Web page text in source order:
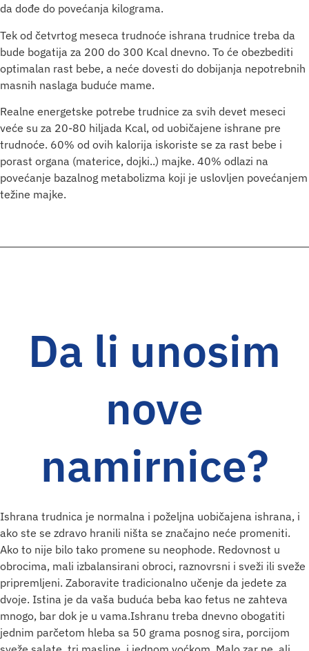
da dođe do povećanja kilograma.
Tek od četvrtog meseca trudnoće ishrana trudnice treba da
bude bogatija za 200 do 300 Kcal dnevno. To će obezbediti
optimalan rast bebe, a neće dovesti do dobijanja nepotrebnih
masnih naslaga buduće mame.
Realne energetske potrebe trudnice za svih devet meseci
veće su za 20-80 hiljada Kcal, od uobičajene ishrane pre
trudnoće. 60% od ovih kalorija iskoriste se za rast bebe i
porast organa (materice, dojki..) majke. 40% odlazi na
povećanje bazalnog metabolizma koji je uslovljen povećanjem
težine majke.
Da li unosim
nove
namirnice?
Ishrana trudnica je normalna i poželjna uobičajena ishrana, i
ako ste se zdravo hranili ništa se značajno neće promeniti.
Ako to nije bilo tako promene su neophode. Redovnost u
obrocima, mali izbalansirani obroci, raznovrsni i sveži ili sveže
pripremljeni. Zaboravite tradicionalno učenje da jedete za
dvoje. Istina je da vaša buduća beba kao fetus ne zahteva
mnogo, bar dok je u vama.Ishranu treba dnevno obogatiti
jednim parčetom hleba sa 50 grama posnog sira, porcijom